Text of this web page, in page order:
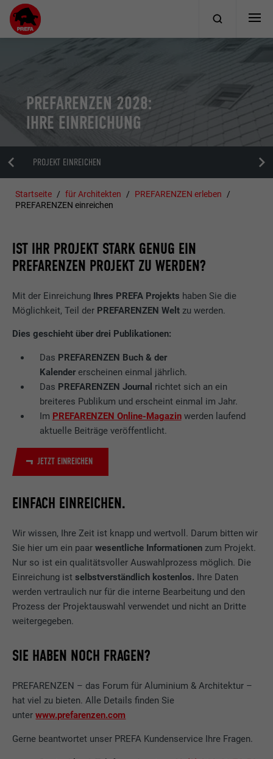
PREFARENZEN 2028:
IHRE EINREICHUNG
PROJEKT EINREICHEN
Startseite für Architekten
PREFARENZEN erleben
PREFARENZEN einreichen
IST IHR PROJEKT STARK GENUG EIN
PREFARENZEN PROJEKT ZU WERDEN?
Mit der Einreichung Ihres PREFA Projekts haben Sie die
Möglichkeit, Teil der PREFARENZEN Weltzu werden.
Dies geschieht über drei Publikationen:
Das PREFARENZEN Buch & der
Kalendererscheinen einmal jährlich.
Das PREFARENZEN Journal richtet sich an ein
breiteres Publikum und erscheint einmal im Jahr.
Im PREFARENZEN Online-Magazinwerden laufend
aktuelle Beiträge veröffentlicht.
JETZT EINREICHEN
EINFACH EINREICHEN.
Wir wissen, Ihre Zeit ist knapp und wertvoll. Darum bitten wir
Sie hier um ein paarwesentliche Informationenzum Projekt.
Nur so ist ein qualitätsvoller Auswahlprozess möglich. Die
Einreichung istselbstverständlich kostenlos. Ihre Daten
werden vertraulich nur für die interne Bearbeitung und den
Prozess der Projektauswahl verwendet und nicht an Dritte
weitergegeben.
SIE HABEN NOCH FRAGEN?
PREFARENZEN – das Forum für Aluminium & Architektur –
hat viel zu bieten. Alle Details finden Sie
unterwww.prefarenzen.com
Gerne beantwortet unser PREFA Kundenservice Ihre Fragen.